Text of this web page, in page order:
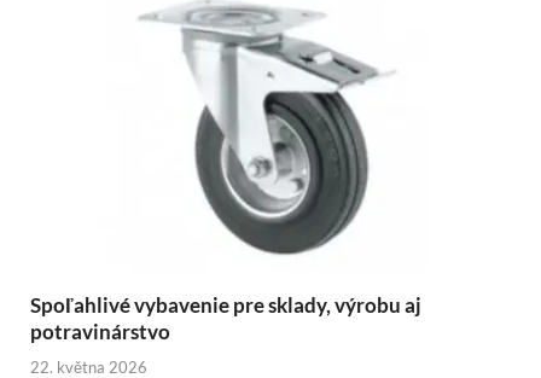
Spoľahlivé vybavenie pre sklady, výrobu aj
potravinárstvo
22. května 2026